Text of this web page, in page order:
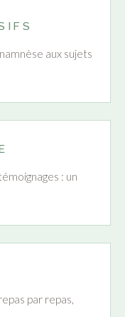
aux sujets
: un
par repas,